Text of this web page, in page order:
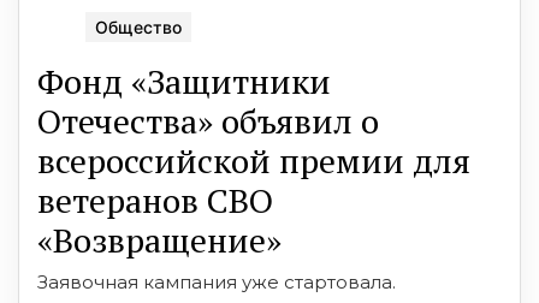
Общество
Фонд «Защитники
Отечества» объявил о
всероссийской премии для
ветеранов СВО
«Возвращение»
Заявочная кампания уже стартовала.